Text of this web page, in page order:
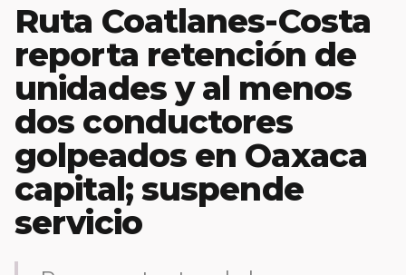
Ruta Coatlanes-Costa
reporta retención de
unidades y al menos
dos conductores
golpeados en Oaxaca
capital; suspende
servicio